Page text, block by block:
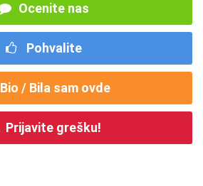
Ocenite nas
Pohvalite
Bio / Bila sam ovde
Prijavite grešku!